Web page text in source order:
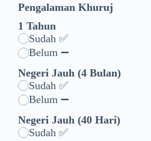
Pengalaman Khuruj
1 Tahun
Sudah ✅
Belum ➖
Negeri Jauh (4 Bulan)
Sudah ✅
Belum ➖
Negeri Jauh (40 Hari)
Sudah ✅